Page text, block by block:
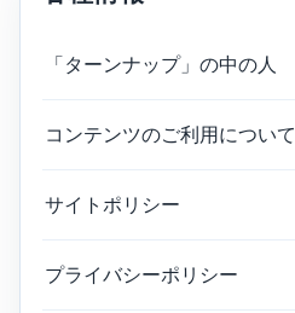
「ターンナップ」の中の人
コンテンツのご利用について
サイトポリシー
プライバシーポリシー